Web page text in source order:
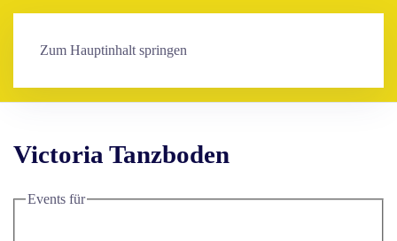
Zum Hauptinhalt springen
Victoria Tanzboden
Events für